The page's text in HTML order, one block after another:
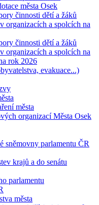
města Osek
činnosti dětí a žáků
organizacích a spolcích na
činnosti dětí a žáků
organizacích a spolcích na
rok 2026
evakuace...)
města
organizací Města Osek
sněmovny parlamentu ČR
krajů a do senátu
parlamentu
města